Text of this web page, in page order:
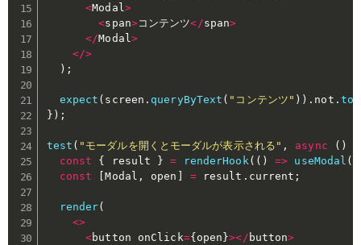
<Modal>
<span>コンテンツ</span>
</Modal>
</>
) ;
expect ( screen . queryByText ( "コンテンツ" ) ) . not .
} ) ;
test ( "モーダルを開くとモーダルが表示される" , async ( )
const
{ result } = renderHook( ( ) => useModal (
const
[Modal , open = result . current ;
render(
<>
<button onClick={ open }></ button>